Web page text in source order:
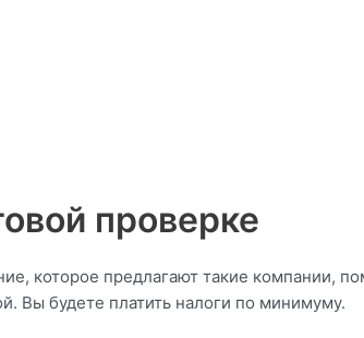
проверке
которое предлагают такие компании,
Вы будете платить налоги по минимуму.